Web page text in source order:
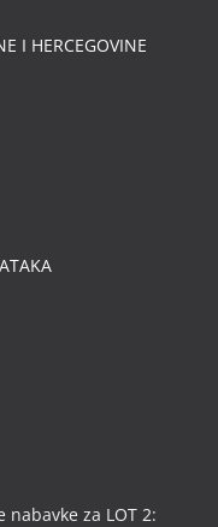
I HERCEGOVINE
za LOT 2: